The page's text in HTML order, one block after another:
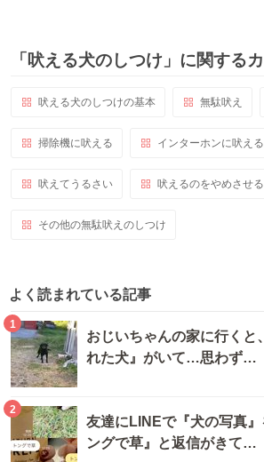
「吠える犬のしつけ」に関する
吠える犬のしつけの基本 無駄吠え
掃除機に吠える インターホンに吠える
吠えてうるさい 吠えるのをやめさせる
その他の無駄吠えのしつけ
よく読まれている記事
1
おじいちゃんの家に行くと
れた犬』がいて…思わず…
2
友達にLINEで『犬の写真
ングで草』と返信がきて…